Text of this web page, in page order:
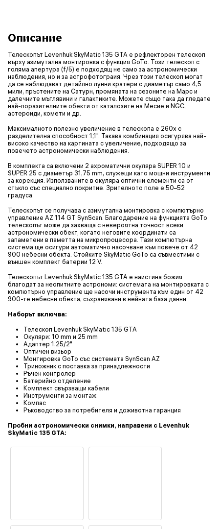
Описание
Телескопът Levenhuk SkyMatic 135 GTA е рефлекторен телескоп
върху азимутална монтировка с функция GoTo. Този телескоп с
голяма апертура (f/5) е подходящ не само за астрономически
наблюдения, но и за астрофотограия. Чрез този телескоп могат
да се наблюдават детайлно лунни кратери с диаметър само 4,5
мили, пръстените на Сатурн, промяната на сезоните на Марс и
далечните мъглявини и галактиките. Можете също така да гледате
най-поразителните обекти от каталозите на Месие и NGC,
астероиди, комети и др.
Максималното полезно увеличение в телескопа е 260x с
разделителна способност 1,1". Такава комбинация осигурява най-
високо качество на картината с увеличение, подходящо за
повечето астрономически наблюдения.
В комплекта са включени 2 ахроматични окуляра SUPER 10 и
SUPER 25 с диаметър 31,75 mm, служещи като мощни инструменти
за корекция. Използваните в окуляра оптични елементи са от
стъкло със специално покритие. Зрителното поле е 50–52
градуса.
Телескопът се получава с азимутална монтировка с компютърно
управление AZ 114 GT SynScan. Благодарение на функцията GoTo
телескопът може да захваща с невероятна точност всеки
астрономически обект, когато неговите координати са
запаметени в паметта на микропроцесора. Тази компютърна
система ще осигури автоматично насочване към повече от 42
900 небесни обекта. Стойките SkyMatic GoTo са съвместими с
външен комплект батерии 12 V.
Телескопът Levenhuk SkyMatic 135 GTA е наистина божия
благодат за неопитните астрономи: системата на монтировката с
компютърно управление ще насочи инструмента към един от 42
900-те небесни обекта, съхранявани в нейната база данни.
Наборът включва:
Телескоп Levenhuk SkyMatic 135 GTA
Окуляри: 10 mm и 25 mm
Адаптер 1,25/2"
Оптичен визьор
Монтировка GoTo със системата SynScan AZ
Триножник с поставка за принадлежности
Ръчен контролер
Батерийно отделение
Комплект свързващи кабели
Инструменти за монтаж
Компас
Ръководство за потребителя и доживотна гаранция
Пробни астрономически снимки, направени с Levenhuk
SkyMatic 135 GTA: